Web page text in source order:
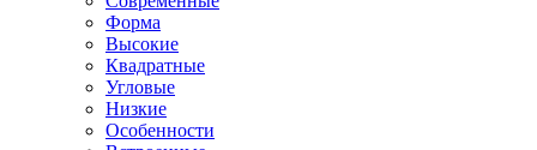
Форма
Высокие
Квадратные
Угловые
Низкие
Особенности